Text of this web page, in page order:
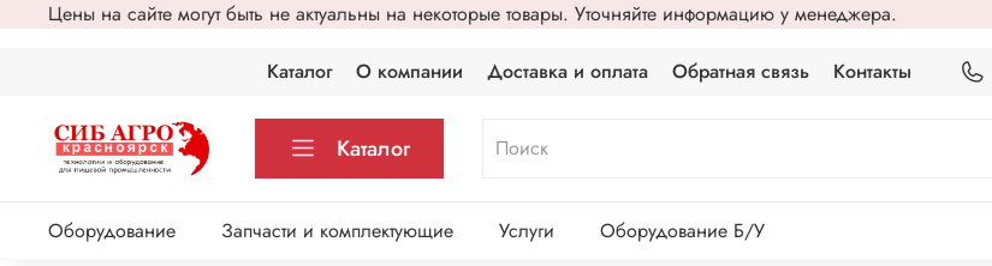
Цены на сайте могут быть не актуальны на некоторые товары. Уточняйте информацию у менеджера.
Каталог О компании Доставка и оплата Обратная связь Контакты
Каталог
Оборудование Запчасти и комплектующие Услуги Оборудование Б/У